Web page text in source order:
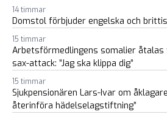
14 timmar
Domstol förbjuder engelska och
15 timmar
Arbetsförmedlingens somalier
sax-attack: ”Jag ska klippa dig”
15 timmar
Sjukpensionären Lars-Ivar om
återinföra hädelselagstiftning”